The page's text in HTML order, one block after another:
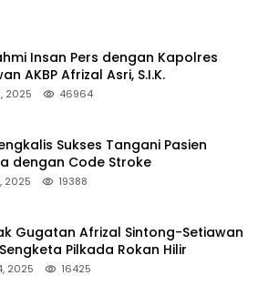
Insan Pers dengan Kapolres
AKBP Afrizal Asri, S.I.K.
2025 46964
Sukses Tangani Pasien
dengan Code Stroke
2025 19388
Gugatan Afrizal Sintong-Setiawan
Pilkada Rokan Hilir
2025 16425